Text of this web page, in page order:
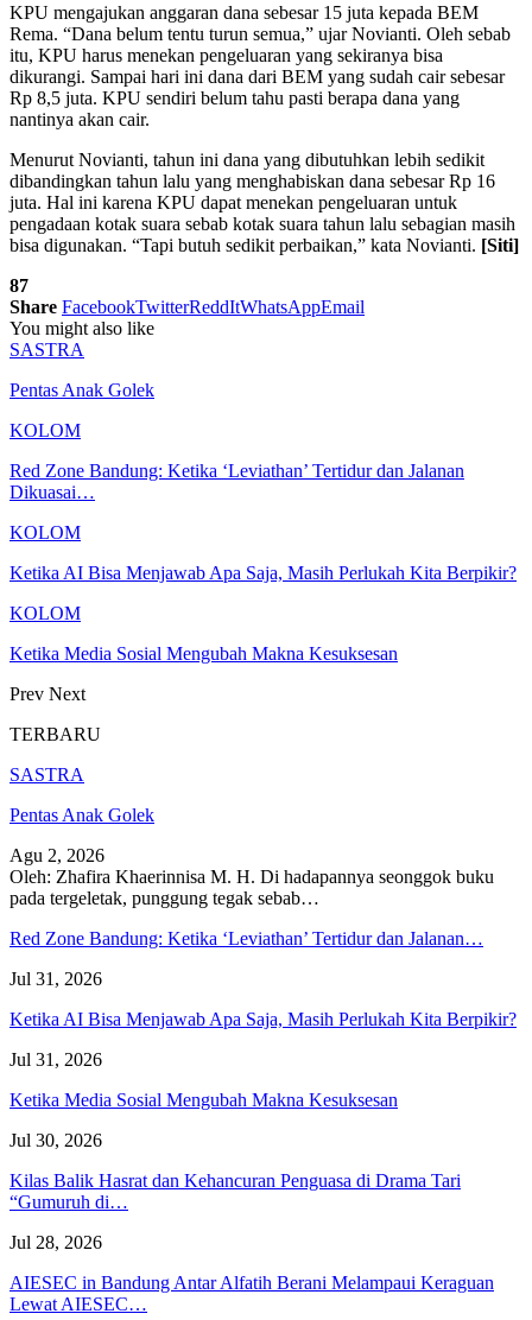
KPU mengajukan anggaran dana sebesar 15 juta kepada BEM
Rema. “Dana belum tentu turun semua,” ujar Novianti. Oleh sebab
itu, KPU harus menekan pengeluaran yang sekiranya bisa
dikurangi. Sampai hari ini dana dari BEM yang sudah cair sebesar
Rp 8,5 juta. KPU sendiri belum tahu pasti berapa dana yang
nantinya akan cair.
Menurut Novianti, tahun ini dana yang dibutuhkan lebih sedikit
dibandingkan tahun lalu yang menghabiskan dana sebesar Rp 16
juta. Hal ini karena KPU dapat menekan pengeluaran untuk
pengadaan kotak suara sebab kotak suara tahun lalu sebagian masih
bisa digunakan. “Tapi butuh sedikit perbaikan,” kata Novianti. [Siti]
87
Share FacebookTwitterReddItWhatsAppEmail
You might also like
SASTRA
Pentas Anak Golek
KOLOM
Red Zone Bandung: Ketika ‘Leviathan’ Tertidur dan Jalanan
Dikuasai…
KOLOM
Ketika AI Bisa Menjawab Apa Saja, Masih Perlukah Kita Berpikir?
KOLOM
Ketika Media Sosial Mengubah Makna Kesuksesan
Prev Next
TERBARU
SASTRA
Pentas Anak Golek
Agu 2, 2026
Oleh: Zhafira Khaerinnisa M. H. Di hadapannya seonggok buku
pada tergeletak, punggung tegak sebab…
Red Zone Bandung: Ketika ‘Leviathan’ Tertidur dan Jalanan…
Jul 31, 2026
Ketika AI Bisa Menjawab Apa Saja, Masih Perlukah Kita Berpikir?
Jul 31, 2026
Ketika Media Sosial Mengubah Makna Kesuksesan
Jul 30, 2026
Kilas Balik Hasrat dan Kehancuran Penguasa di Drama Tari
“Gumuruh di…
Jul 28, 2026
AIESEC in Bandung Antar Alfatih Berani Melampaui Keraguan
Lewat AIESEC…